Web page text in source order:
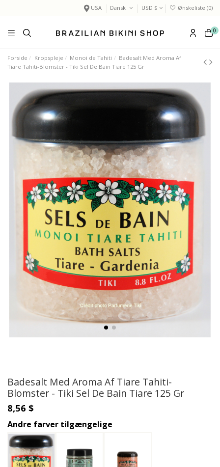
USA Dansk USD $ Ønskeliste (0)
0
Forside Kropspleje Monoi de Tahiti
Badesalt Med Aroma Af
Tiare Tahiti-Blomster - Tiki Sel De Bain Tiare 125 Gr
Badesalt Med Aroma Af Tiare Tahiti-
Blomster - Tiki Sel De Bain Tiare 125 Gr
8,56 $
Andre farver tilgængelige